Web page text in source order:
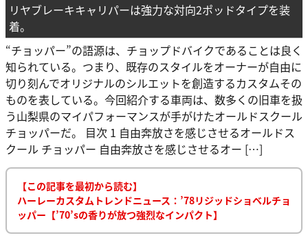
リヤブレーキキャリパーは強力な対向2ポッドタイプを装
着。
“チョッパー”の語源は、チョップドバイクであることは良く
知られている。つまり、既存のスタイルをオーナーが自由に
切り刻んでオリジナルのシルエットを創造するカスタムその
ものを表している。今回紹介する車両は、数多くの旧車を扱
う山梨県のマイパフォーマンスが手がけたオールドスクール
チョッパーだ。 目次 1 自由奔放さを感じさせるオールドス
クール チョッパー 自由奔放さを感じさせるオー […]
【この記事を最初から読む】
ハーレーカスタムトレンドニュース：’78リジッドショベルチョ
ッパー【’70’sの香りが放つ強烈なインパクト】